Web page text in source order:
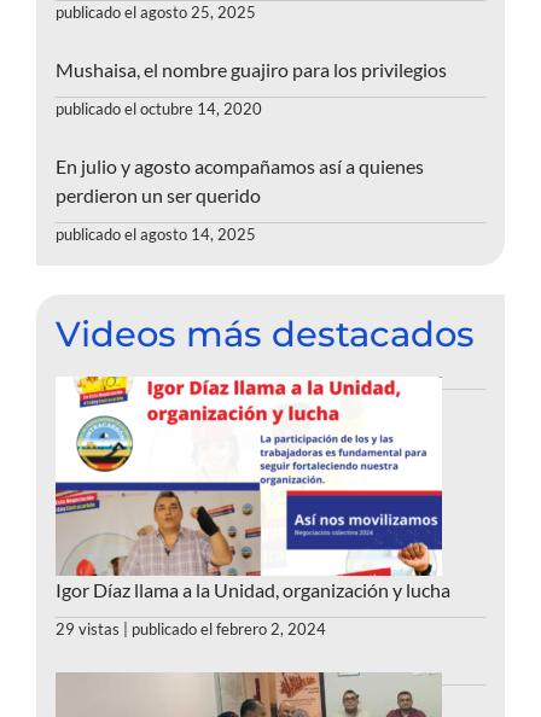
publicado el agosto 25, 2025
Mushaisa, el nombre guajiro para los privilegios
publicado el octubre 14, 2020
En julio y agosto acompañamos así a quienes
perdieron un ser querido
publicado el agosto 14, 2025
Videos más destacados
Igor Díaz llama a la Unidad, organización y lucha
29 vistas | publicado el febrero 2, 2024